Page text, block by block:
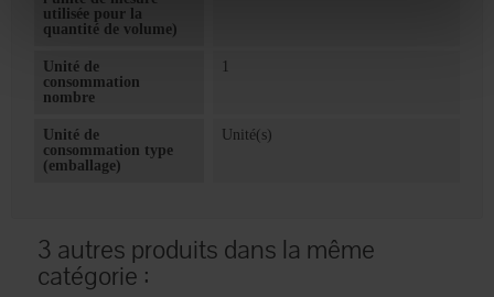
utilisée pour la
quantité de volume)
Unité de
consommation
nombre
Unité de
consommation type
(emballage)
Unité(s)
3 autres produits dans la même
catégorie :